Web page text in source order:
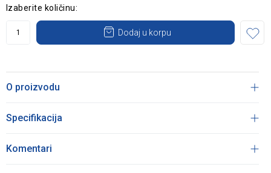
Izaberite količinu:
Dodaj u korpu
O proizvodu
Specifikacija
Komentari